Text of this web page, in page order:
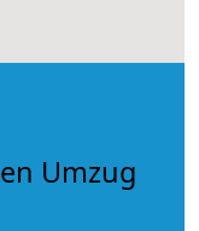
Umzug